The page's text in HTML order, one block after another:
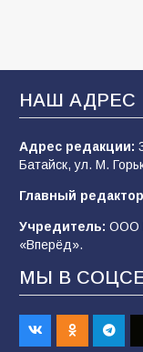
деле
2026 года
В Батайске
98
Будет ли
после
90
НАШ АДРЕС
Адрес редакции:
Батайск, ул. М.
Главный
Учредитель: ООО
«Вперёд».
МЫ В